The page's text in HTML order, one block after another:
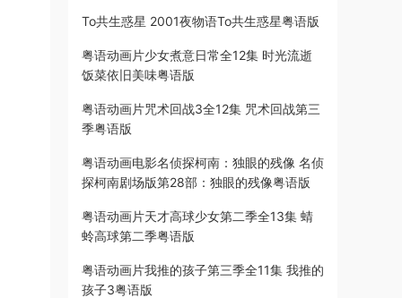
To共生惑星 2001夜物语To共生惑星粤语版
粤语动画片少女煮意日常全12集 时光流逝
饭菜依旧美味粤语版
粤语动画片咒术回战3全12集 咒术回战第三
季粤语版
粤语动画电影名侦探柯南：独眼的残像 名侦
探柯南剧场版第28部：独眼的残像粤语版
粤语动画片天才高球少女第二季全13集 蜻
蛉高球第二季粤语版
粤语动画片我推的孩子第三季全11集 我推的
孩子3粤语版